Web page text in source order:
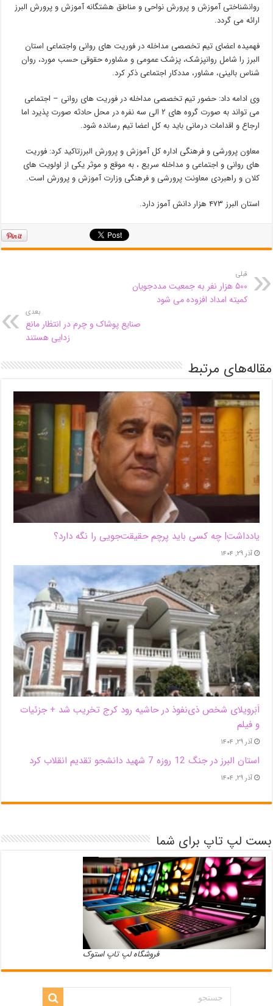
روانشناختی آموزش و پرورش نواحی و مناطق هشتگانه آموزش و پرورش البرز
ارائه می گردد.
فهمیده اعضای تیم تخصصی مداخله در فوریت های روانی واجتماعی استان
البرز را شامل روانپزشک، پزشک عمومی و مشاوره حقوقی حسب مورد، روان
شناس بالینی، مشاور، مددکار اجتماعی ذکر کرد.
وی ادامه داد: حضور تیم تخصصی مداخله در فوریت های روانی – اجتماعی
می تواند به صورت گروه های ۲ الی سه نفره در محل حادثه صورت پذیرد اما
ارجاع و اقدامات درمانی باید به کل اعضا تیم رسانده شود.
معاون پرورشی و فرهنگی اداره کل آموزش و پرورش البرزتاکید کرد: فوریت
های روانی و اجتماعی و مداخله سریع ، به موقع و موثر یکی از اولویت های
کلان و راهبردی معاونت پرورشی و فرهنگی وزارت آموزش و پرورش است.
استان البرز ۴۷۳ هزار دانش آموز دارد.
قبلی
۵۰۰ هزار نفر به جمعیت مددجویان
کمیته امداد افزوده می شود
بعدی
صنایع پوشاک و چرم در انتظار مانع
زدایی هستند
مقاله‌های مرتبط
یادداشت| ‌چه کسی باید پرچم حقیقت‌جویی را نگه دارد؟
آذر ۲۹, ۱۴۰۴
اَبَر‌ویلای شخص ذی‌نفوذ در حاشیه‌ رود کرج تخریب شد + جزئیات
و فیلم
آذر ۲۹, ۱۴۰۴
استان البرز در جنگ 12 روزه 7 شهید دانشجو تقدیم انقلاب کرد
آذر ۲۹, ۱۴۰۴
بست لپ تاپ برای شما
فروشگاه لپ تاپ استوک